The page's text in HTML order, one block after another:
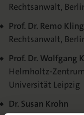
Rechtsanwalt,
Prof. Dr. Remo
Rechtsanwalt,
Prof. Dr. Wolfgang
Helmholtz-
Universität Leipzig
Dr. Susan Krohn